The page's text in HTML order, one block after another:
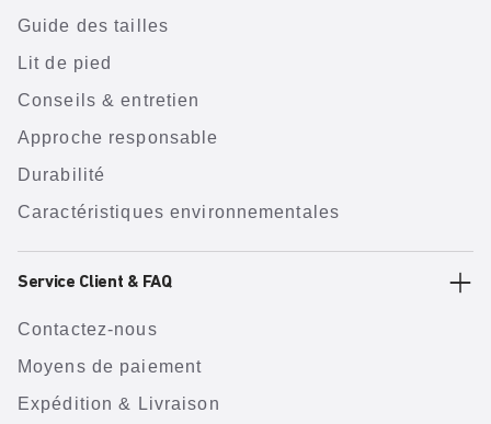
Guide des tailles
Lit de pied
Conseils & entretien
Approche responsable
Durabilité
Caractéristiques environnementales
Service Client & FAQ
Contactez-nous
Moyens de paiement
Expédition & Livraison